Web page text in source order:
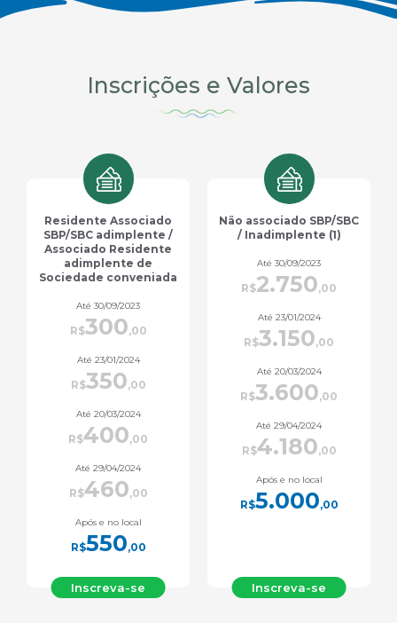
Inscrições e Valores
Residente Associado
SBP/SBC adimplente /
Associado Residente
adimplente de
Sociedade conveniada
Até 30/09/2023
R$300,00
Até 23/01/2024
R$350,00
Até 20/03/2024
R$400,00
Até 29/04/2024
R$460,00
Após e no local
R$550,00
Inscreva-se
Não associado SBP/SBC
/ Inadimplente (1)
Até 30/09/2023
R$2.750,00
Até 23/01/2024
R$3.150,00
Até 20/03/2024
R$3.600,00
Até 29/04/2024
R$4.180,00
Após e no local
R$5.000,00
Inscreva-se